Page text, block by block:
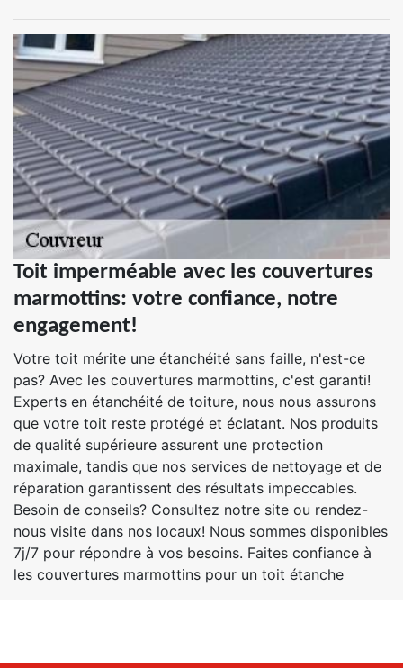
Toit imperméable avec les couvertures
marmottins: votre confiance, notre
engagement!
Votre toit mérite une étanchéité sans faille, n'est-ce
pas? Avec les couvertures marmottins, c'est garanti!
Experts en étanchéité de toiture, nous nous assurons
que votre toit reste protégé et éclatant. Nos produits
de qualité supérieure assurent une protection
maximale, tandis que nos services de nettoyage et de
réparation garantissent des résultats impeccables.
Besoin de conseils? Consultez notre site ou rendez-
nous visite dans nos locaux! Nous sommes disponibles
7j/7 pour répondre à vos besoins. Faites confiance à
les couvertures marmottins pour un toit étanche